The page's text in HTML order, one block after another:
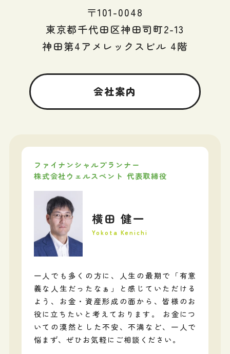
〒101-0048
東京都千代田区神田司町2-13
神田第4アメレックスビル 4階
会社案内
ファイナンシャルプランナー
株式会社ウェルスペント 代表取締役
横田 健一
Yokota Kenichi
一人でも多くの方に、人生の最期で「有意
義な人生だったなぁ」と感じていただける
よう、お金・資産形成の面から、皆様のお
役に立ちたいと考えております。 お金につ
いての漠然とした不安、不満など、一人で
悩まず、ぜひお気軽にご相談ください。